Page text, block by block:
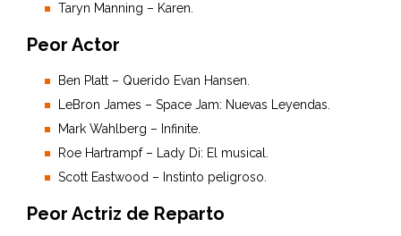
Taryn Manning – Karen.
Peor Actor
Ben Platt – Querido Evan Hansen.
LeBron James – Space Jam: Nuevas Leyendas.
Mark Wahlberg – Infinite.
Roe Hartrampf – Lady Di: El musical.
Scott Eastwood – Instinto peligroso.
Peor Actriz de Reparto